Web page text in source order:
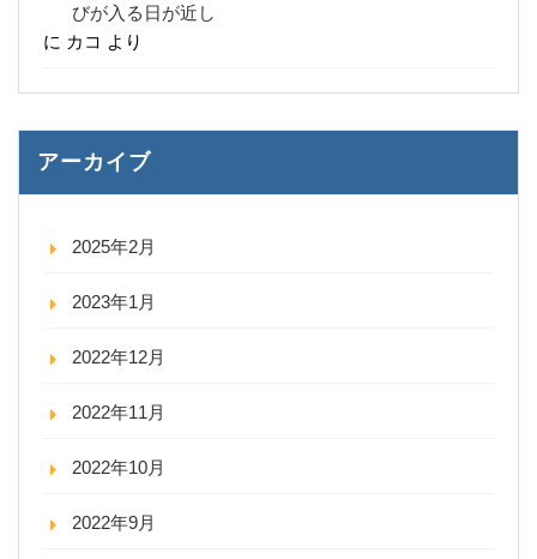
びが入る日が近し
に カコ より
アーカイブ
2025年2月
2023年1月
2022年12月
2022年11月
2022年10月
2022年9月